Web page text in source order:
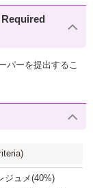
パーを提出するこ
ジュメ(40%)